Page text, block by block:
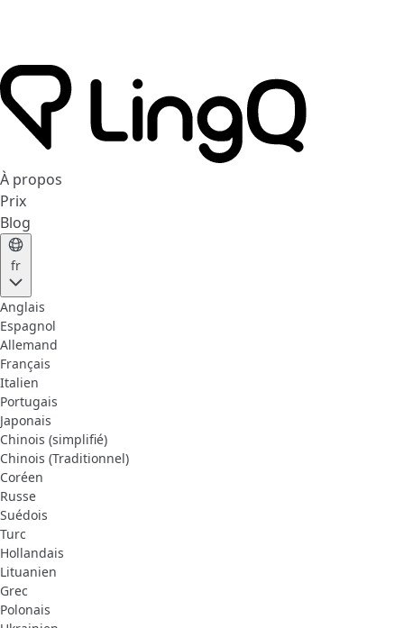
À propos
Prix
Blog
fr
Anglais
Espagnol
Allemand
Français
Italien
Portugais
Japonais
Chinois (simplifié)
Chinois (Traditionnel)
Coréen
Russe
Suédois
Turc
Hollandais
Lituanien
Grec
Polonais